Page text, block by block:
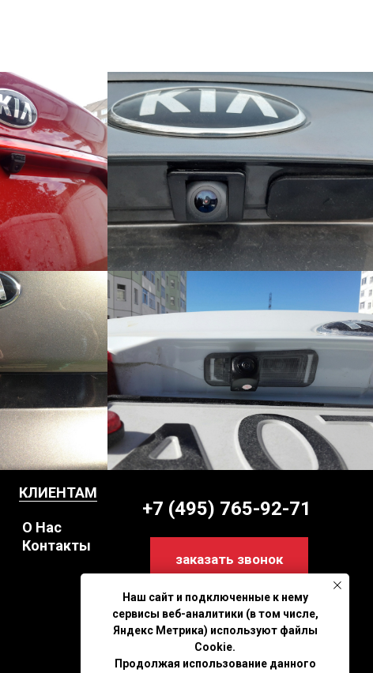
КЛИЕНТАМ
+7 (495) 765-92-71
заказать звонок
О Нас
Контакты
Наш сайт и подключенные к нему
сервисы веб-аналитики (в том числе,
Яндекс Метрика) используют файлы
Cookie.
Продолжая использование данного